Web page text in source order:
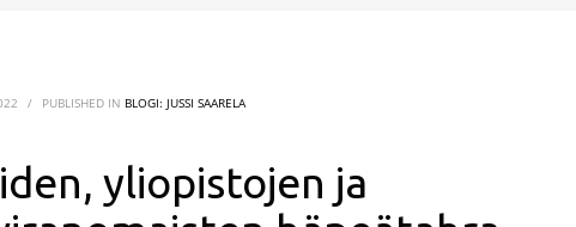
/ PUBLISHED IN BLOGI: JUSSI SAARELA
yliopistojen ja